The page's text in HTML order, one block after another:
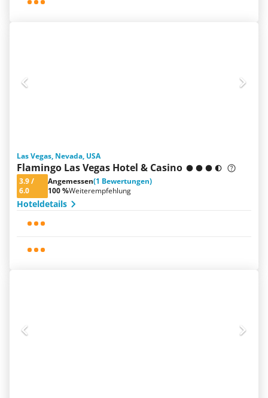
Las Vegas, Nevada, USA
Flamingo Las Vegas Hotel & Casino
3.9/
6.0
Angemessen(1 Bewertungen)
100 %Weiterempfehlung
Hoteldetails